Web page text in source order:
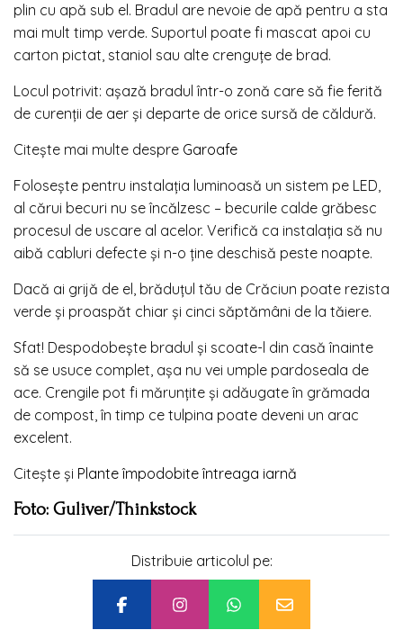
plin cu apă sub el. Bradul are nevoie de apă pentru a sta
mai mult timp verde. Suportul poate fi mascat apoi cu
carton pictat, staniol sau alte crenguțe de brad.
Locul potrivit: așază bradul într-o zonă care să fie ferită
de curenții de aer și departe de orice sursă de căldură.
Citește mai multe despre Garoafe
Folosește pentru instalația luminoasă un sistem pe LED,
al cărui becuri nu se încălzesc – becurile calde grăbesc
procesul de uscare al acelor. Verifică ca instalația să nu
aibă cabluri defecte și n-o ține deschisă peste noapte.
Dacă ai grijă de el, brăduțul tău de Crăciun poate rezista
verde și proaspăt chiar și cinci săptămâni de la tăiere.
Sfat! Despodobește bradul și scoate-l din casă înainte
să se usuce complet, așa nu vei umple pardoseala de
ace. Crengile pot fi mărunțite și adăugate în grămada
de compost, în timp ce tulpina poate deveni un arac
excelent.
Citește și Plante împodobite întreaga iarnă
Foto: Guliver/Thinkstock
Distribuie articolul pe: